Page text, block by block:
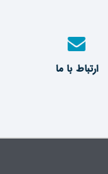
ارتباط با ما